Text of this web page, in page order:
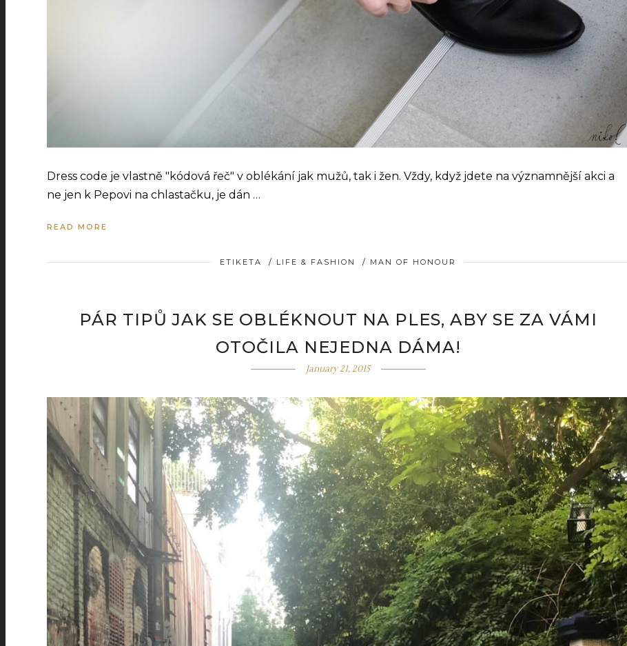
Dress code je vlastně "kódová řeč" v oblékání jak mužů, tak i žen. Vždy, když jdete na významnější akci a
ne jen k Pepovi na chlastačku, je dán …
READ MORE
ETIKETA / LIFE & FASHION / MAN OF HONOUR
PÁR TIPŮ JAK SE OBLÉKNOUT NA PLES, ABY SE ZA VÁMI
OTOČILA NEJEDNA DÁMA!
January 21, 2015